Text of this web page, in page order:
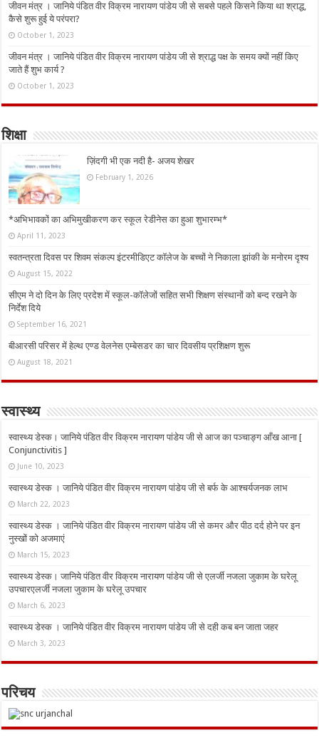
जीवन मंत्र । जानिये पंडित वीर विक्रम नारायण पांडेय जी से सबसे पहले किसने किया था श्राद्ध,
कैसे शुरू हुई ये परंपरा?
October 1, 2023
जीवन मंत्र । जानिये पंडित वीर विक्रम नारायण पांडेय जी से श्राद्ध पक्ष के समय क्यों नहीं किए
जाते हैं शुभ कार्य ?
October 1, 2023
शिक्षा
ज़िंदगी भी एक नदी है- अजय शेखर
February 1, 2026
*अभिभावकों का अभिमुखीकरण कर स्कूल रेडीनेस का हुआ शुभारम्भ*
April 11, 2023
स्वतन्त्रता दिवस पर शिवम संकल्प इंटरमीडिएट कॉलेज के बच्चों ने निकाला झांकी के मनोरम दृश्य
August 15, 2022
सीएम ने दो दिन के लिए प्रदेश में स्कूल-कॉलेजों सहित सभी शिक्षण संस्थानों को बन्द रखने के
निर्देश दिये
September 16, 2021
बीआरसी परिसर में हेल्थ एण्ड वेलनेस एम्बेसडर का चार दिवसीय प्रशिक्षण शुरू
August 18, 2021
स्वास्थ्य
स्वास्थ्य डेस्क। जानिये पंडित वीर विक्रम नारायण पांडेय जी से आज का पञ्चाङ्ग आँख आना [
Conjunctivitis ]
June 10, 2023
स्वास्थ्य डेस्क । जानिये पंडित वीर विक्रम नारायण पांडेय जी से बर्फ के आश्चर्यजनक लाभ
March 22, 2023
स्वास्थ्य डेस्क । जानिये पंडित वीर विक्रम नारायण पांडेय जी से कमर और पीठ दर्द होने पर इन
नुस्‍खों को अजमाएं
March 15, 2023
स्वास्थ्य डेस्क। जानिये पंडित वीर विक्रम नारायण पांडेय जी से एलर्जी नजला जुकाम के घरेलू
उपचारएलर्जी नजला जुकाम के घरेलू उपचार
March 6, 2023
स्वास्थ्य डेस्क । जानिये पंडित वीर विक्रम नारायण पांडेय जी से दही कब बन जाता जहर
March 3, 2023
परिचय